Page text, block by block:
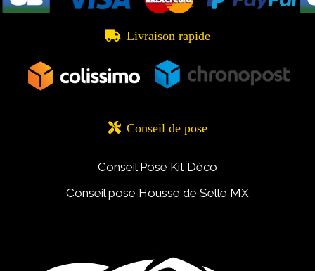
 Livraison rapide
 Conseil de pose
Conseil Pose Kit Déco
Conseil pose Housse de Selle MX